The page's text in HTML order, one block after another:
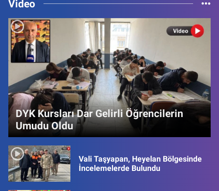
Video
DYK Kursları Dar Gelirli Öğrencilerin
Umudu Oldu
Vali Taşyapan, Heyelan Bölgesinde
İncelemelerde Bulundu